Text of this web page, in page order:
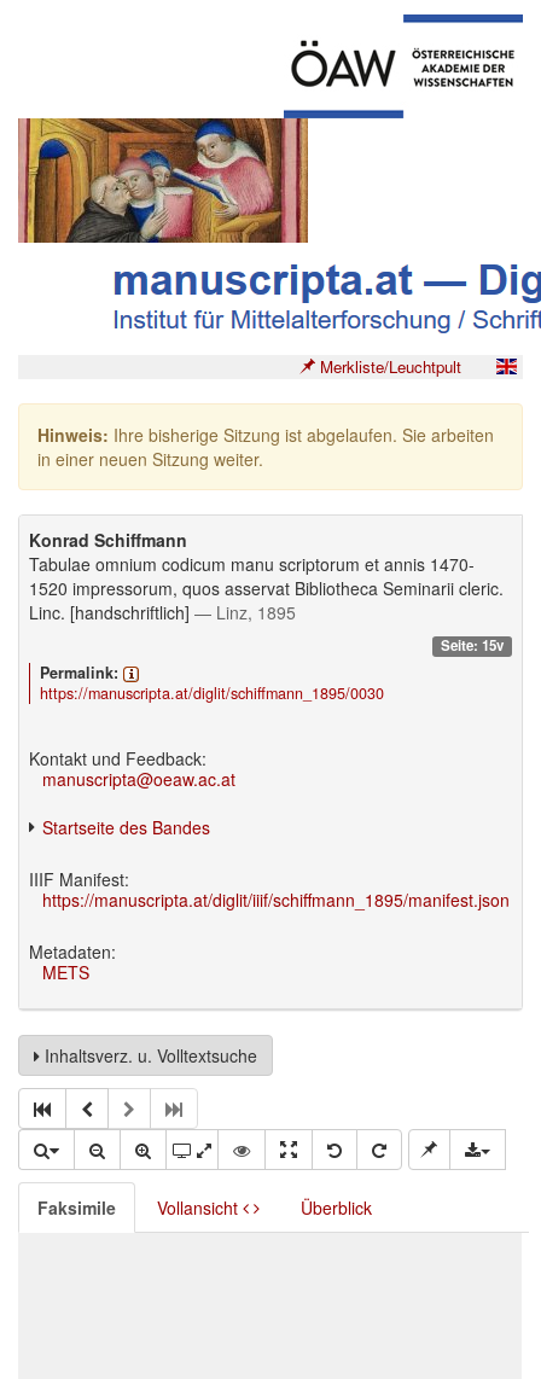
Merkliste/Leuchtpult
Hinweis: Ihre bisherige Sitzung ist abgelaufen. Sie arbeiten
in einer neuen Sitzung weiter.
Konrad Schiffmann
Tabulae omnium codicum manu scriptorum et annis 1470-
1520 impressorum, quos asservat Bibliotheca Seminarii cleric.
Linc. [handschriftlich] — Linz, 1895
Seite: 15v
Permalink:
https://manuscripta.at/diglit/schiffmann_1895/0030
Kontakt und Feedback:
manuscripta@oeaw.ac.at
Startseite des Bandes
IIIF Manifest:
https://manuscripta.at/diglit/iiif/schiffmann_1895/manifest.json
Metadaten:
METS
Inhaltsverz. u. Volltextsuche
Faksimile Vollansicht Überblick